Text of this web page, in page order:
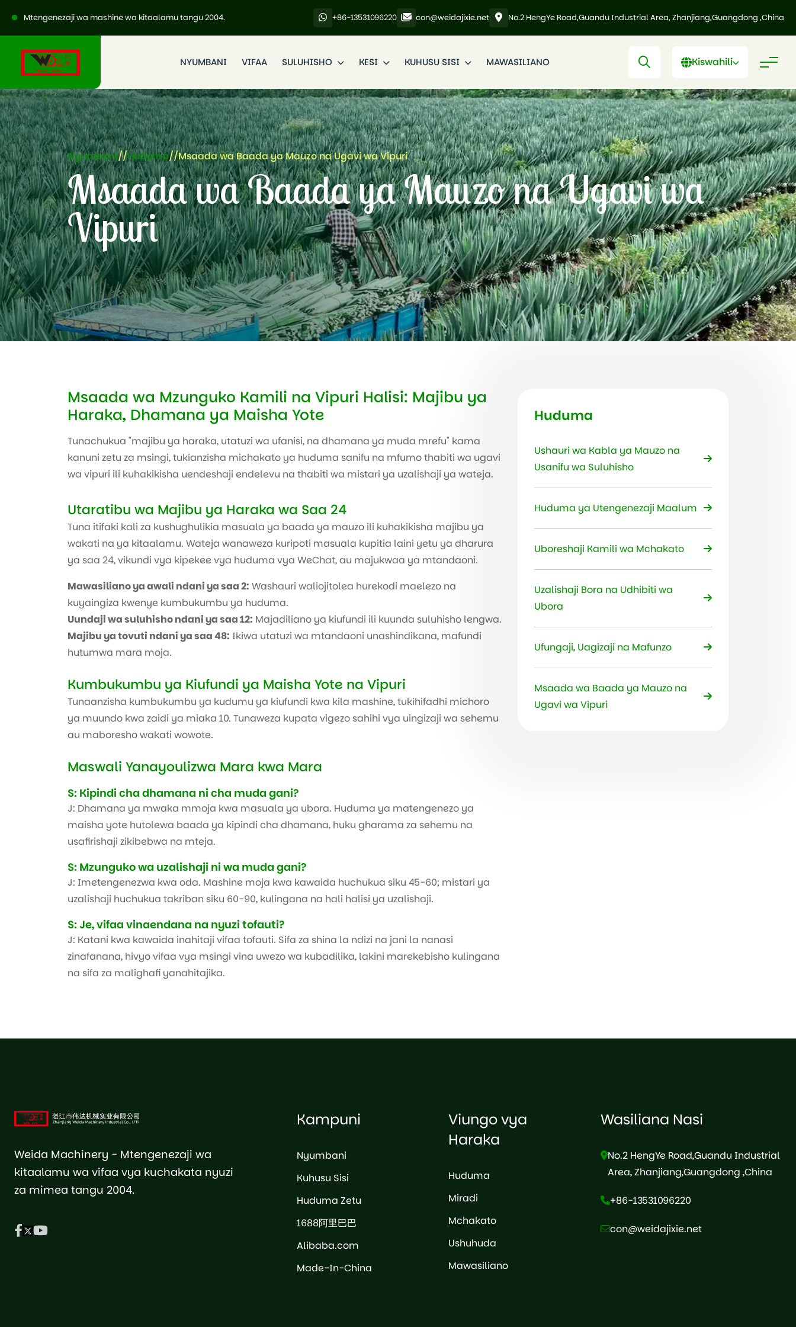
Mtengenezaji wa mashine wa kitaalamu tangu 2004. +86-13531096220 con@weidajixie.net No.2 HengYe Road,Guandu Industrial Area, Zhanjiang,Guangdong ,China
NYUMBANI VIFAA SULUHISHO KESI KUHUSU SISI MAWASILIANO Kiswahili
Nyumbani//Huduma//Msaada wa Baada ya Mauzo na Ugavi wa Vipuri
Msaada wa Baada ya Mauzo na Ugavi wa
Vipuri
Msaada wa Mzunguko Kamili na Vipuri Halisi: Majibu ya
Haraka, Dhamana ya Maisha Yote
Tunachukua "majibu ya haraka, utatuzi wa ufanisi, na dhamana ya muda mrefu" kama
kanuni zetu za msingi, tukianzisha michakato ya huduma sanifu na mfumo thabiti wa ugavi
wa vipuri ili kuhakikisha uendeshaji endelevu na thabiti wa mistari ya uzalishaji ya wateja.
Utaratibu wa Majibu ya Haraka wa Saa 24
Tuna itifaki kali za kushughulikia masuala ya baada ya mauzo ili kuhakikisha majibu ya
wakati na ya kitaalamu. Wateja wanaweza kuripoti masuala kupitia laini yetu ya dharura
ya saa 24, vikundi vya kipekee vya huduma vya WeChat, au majukwaa ya mtandaoni.
Mawasiliano ya awali ndani ya saa 2: Washauri waliojitolea hurekodi maelezo na
kuyaingiza kwenye kumbukumbu ya huduma.
Uundaji wa suluhisho ndani ya saa 12: Majadiliano ya kiufundi ili kuunda suluhisho lengwa.
Majibu ya tovuti ndani ya saa 48: Ikiwa utatuzi wa mtandaoni unashindikana, mafundi
hutumwa mara moja.
Kumbukumbu ya Kiufundi ya Maisha Yote na Vipuri
Tunaanzisha kumbukumbu ya kudumu ya kiufundi kwa kila mashine, tukihifadhi michoro
ya muundo kwa zaidi ya miaka 10. Tunaweza kupata vigezo sahihi vya uingizaji wa sehemu
au maboresho wakati wowote.
Maswali Yanayoulizwa Mara kwa Mara
S: Kipindi cha dhamana ni cha muda gani?
J: Dhamana ya mwaka mmoja kwa masuala ya ubora. Huduma ya matengenezo ya
maisha yote hutolewa baada ya kipindi cha dhamana, huku gharama za sehemu na
usafirishaji zikibebwa na mteja.
S: Mzunguko wa uzalishaji ni wa muda gani?
J: Imetengenezwa kwa oda. Mashine moja kwa kawaida huchukua siku 45-60; mistari ya
uzalishaji huchukua takriban siku 60-90, kulingana na hali halisi ya uzalishaji.
S: Je, vifaa vinaendana na nyuzi tofauti?
J: Katani kwa kawaida inahitaji vifaa tofauti. Sifa za shina la ndizi na jani la nanasi
zinafanana, hivyo vifaa vya msingi vina uwezo wa kubadilika, lakini marekebisho kulingana
na sifa za malighafi yanahitajika.
Huduma
Ushauri wa Kabla ya Mauzo na
Usanifu wa Suluhisho
Huduma ya Utengenezaji Maalum
Uboreshaji Kamili wa Mchakato
Uzalishaji Bora na Udhibiti wa
Ubora
Ufungaji, Uagizaji na Mafunzo
Msaada wa Baada ya Mauzo na
Ugavi wa Vipuri
Weida Machinery - Mtengenezaji wa
kitaalamu wa vifaa vya kuchakata nyuzi
za mimea tangu 2004.
Kampuni
Nyumbani
Kuhusu Sisi
Huduma Zetu
1688阿里巴巴
Alibaba.com
Made-In-China
Viungo vya
Haraka
Huduma
Miradi
Mchakato
Ushuhuda
Mawasiliano
Wasiliana Nasi
No.2 HengYe Road,Guandu Industrial
Area, Zhanjiang,Guangdong ,China
+86-13531096220
con@weidajixie.net